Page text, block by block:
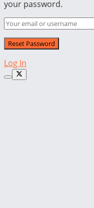
your password.
Log In